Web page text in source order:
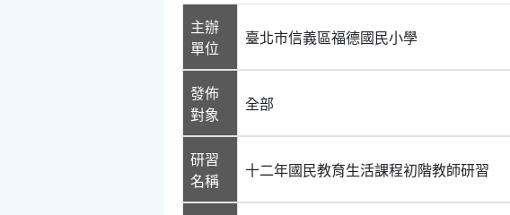
主辦
單位
臺北市信義區福德國民小學
發佈
對象
全部
研習
名稱
十二年國民教育生活課程初階教師研習